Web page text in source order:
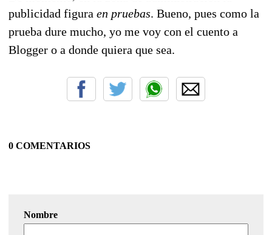
publicidad figura en pruebas. Bueno, pues como la
prueba dure mucho, yo me voy con el cuento a
Blogger o a donde quiera que sea.
0 COMENTARIOS
Nombre